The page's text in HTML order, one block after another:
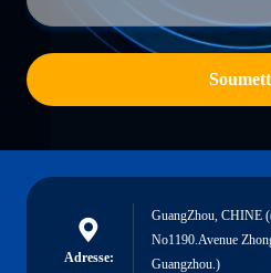
Adresse:
GuangZhou, CHINE
No1190.Avenue
Guangzhou.)